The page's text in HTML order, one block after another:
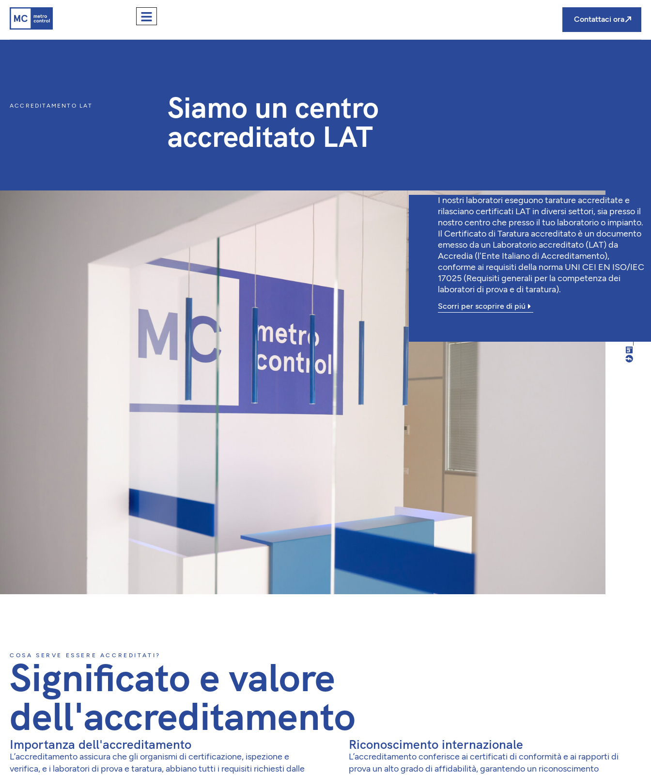
Contattaci ora
ACCREDITAMENTO LAT Siamo un centro
accreditato LAT
I nostri laboratori eseguono tarature accreditate e
rilasciano certificati LAT in diversi settori, sia presso il
nostro centro che presso il tuo laboratorio o impianto.
Il Certificato di Taratura accreditato è un documento
emesso da un Laboratorio accreditato (LAT) da
Accredia (l'Ente Italiano di Accreditamento),
conforme ai requisiti della norma UNI CEI EN ISO/IEC
17025 (Requisiti generali per la competenza dei
laboratori di prova e di taratura).
Scorri per scoprire di piú
COSA SERVE ESSERE ACCREDITATI?
Significato e valore
dell'accreditamento
Importanza dell'accreditamento
L’accreditamento assicura che gli organismi di certificazione, ispezione e
verifica, e i laboratori di prova e taratura, abbiano tutti i requisiti richiesti dalle
Riconoscimento internazionale
L’accreditamento conferisce ai certificati di conformità e ai rapporti di
prova un alto grado di affidabilità, garantendo un riconoscimento